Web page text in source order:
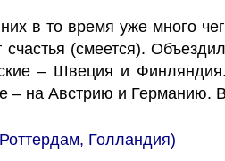
в то время уже много
(смеется).
– Швеция и
– на Австрию и
Голландия)